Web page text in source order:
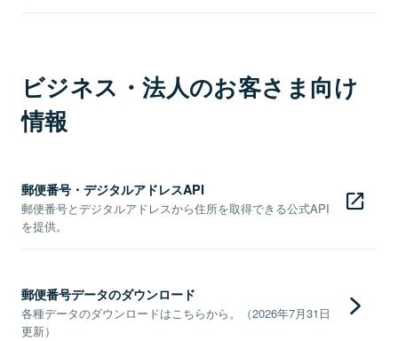
ビジネス・法人のお客さま向け
情報
郵便番号・デジタルアドレスAPI
郵便番号とデジタルアドレスから住所を取得できる公式API
を提供。
郵便番号データのダウンロード
各種データのダウンロードはこちらから。（2026年7月31日
更新）